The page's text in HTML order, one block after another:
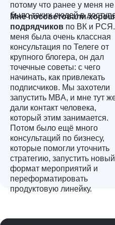
потому что ранее у меня не
было таких людей в
Мне посоветовали
подрядчиков по ВК и
меня была очень классная
консультация по Телеге от
крупного блогера, он дал
точечные советы: с чего
начинать, как привлекать
подписчиков. Мы захотели
запустить MBA, и мне тут
дали контакт человека,
который этим занимается.
Потом было ещё много
консультаций по бизнесу,
которые помогли уточнить
стратегию, запустить новый
формат мероприятий и
переформатировать
продуктовую линейку.